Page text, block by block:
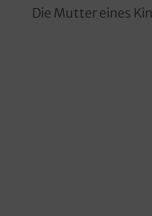
Die Mutter eines